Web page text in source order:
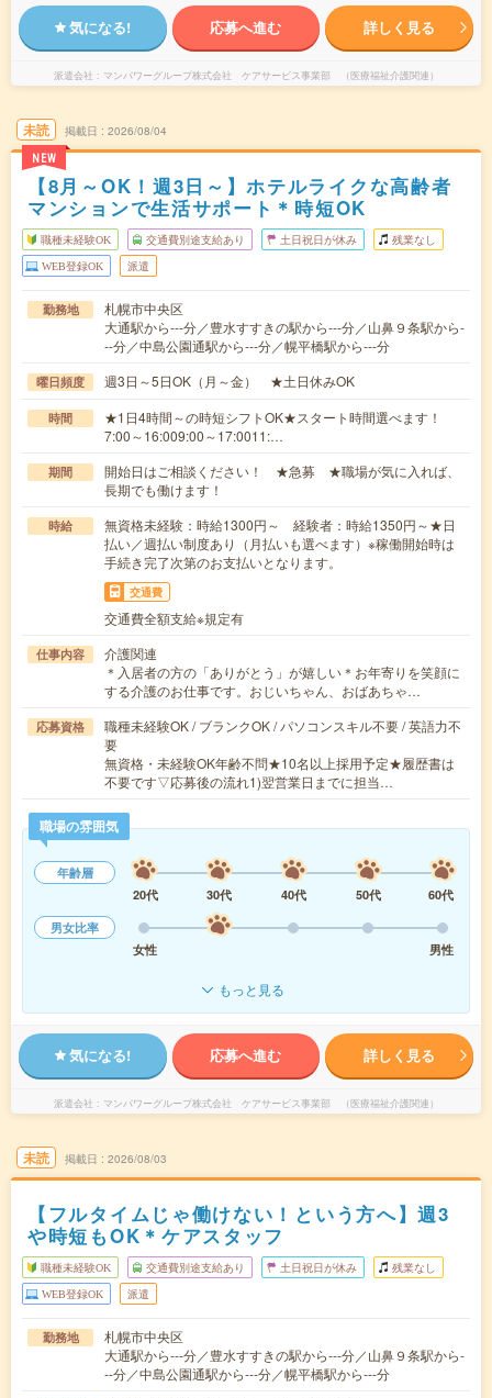
気になる! 応募へ進む 詳しく見る
派遣会社 マンパワーグループ株式会社 ケアサービス事業部 （医療福祉介護関連）
未読
NEW
掲載日 2026/08/04
【8月～OK！週3日～】ホテルライクな高齢者
マンションで生活サポート＊時短OK
職種未経験OK 交通費別途支給あり 土日祝日が休み 残業なし
WEB登録OK 派遣
勤務地
札幌市中央区
大通駅から---分／豊水すすきの駅から---分／山鼻９条駅から-
--分／中島公園通駅から---分／幌平橋駅から---分
曜日頻度 週3日～5日OK（月～金） ★土日休みOK
時間
★1日4時間～の時短シフトOK★スタート時間選べます！
7:00～16:009:00～17:0011:…
期間
開始日はご相談ください！ ★急募 ★職場が気に入れば、
長期でも働けます！
時給
無資格未経験：時給1300円～ 経験者：時給1350円～★日
払い／週払い制度あり（月払いも選べます）※稼働開始時は
手続き完了次第のお支払いとなります。
交通費
交通費全額支給※規定有
仕事内容
介護関連
＊入居者の方の「ありがとう」が嬉しい＊お年寄りを笑顔に
する介護のお仕事です。おじいちゃん、おばあちゃ…
応募資格
職種未経験OK / ブランクOK / パソコンスキル不要 / 英語力不
要
無資格・未経験OK年齢不問★10名以上採用予定★履歴書は
不要です▽応募後の流れ1)翌営業日までに担当…
職場の雰囲気
年齢層
20代
30代 40代 50代
60代
男女比率
女性
男性
もっと見る
気になる! 応募へ進む 詳しく見る
派遣会社 マンパワーグループ株式会社 ケアサービス事業部 （医療福祉介護関連）
未読 掲載日 2026/08/03
【フルタイムじゃ働けない！という方へ】週3
や時短もOK＊ケアスタッフ
職種未経験OK 交通費別途支給あり 土日祝日が休み 残業なし
WEB登録OK 派遣
勤務地
札幌市中央区
大通駅から---分／豊水すすきの駅から---分／山鼻９条駅から-
--分／中島公園通駅から---分／幌平橋駅から---分